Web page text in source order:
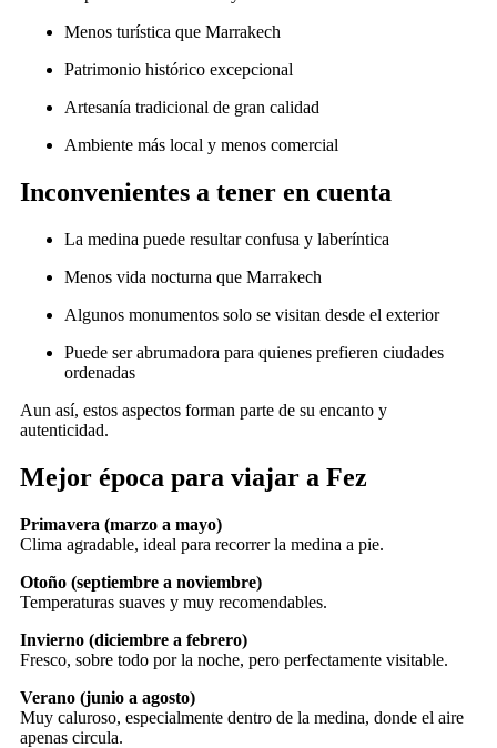
Menos turística que Marrakech
Patrimonio histórico excepcional
Artesanía tradicional de gran calidad
Ambiente más local y menos comercial
Inconvenientes a tener en cuenta
La medina puede resultar confusa y laberíntica
Menos vida nocturna que Marrakech
Algunos monumentos solo se visitan desde el exterior
Puede ser abrumadora para quienes prefieren ciudades
ordenadas
Aun así, estos aspectos forman parte de su encanto y
autenticidad.
Mejor época para viajar a Fez
Primavera (marzo a mayo)
Clima agradable, ideal para recorrer la medina a pie.
Otoño (septiembre a noviembre)
Temperaturas suaves y muy recomendables.
Invierno (diciembre a febrero)
Fresco, sobre todo por la noche, pero perfectamente visitable.
Verano (junio a agosto)
Muy caluroso, especialmente dentro de la medina, donde el aire
apenas circula.